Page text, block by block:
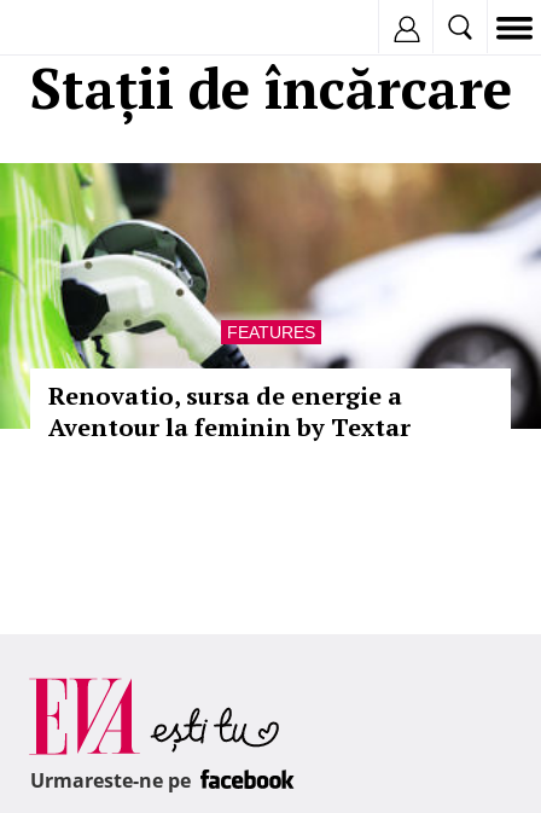
Stații de încărcare
FEATURES
Renovatio, sursa de energie a
Aventour la feminin by Textar
Urmareste-ne pe